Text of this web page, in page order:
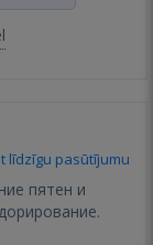
līdzīgu pasūtījumu
пятен и